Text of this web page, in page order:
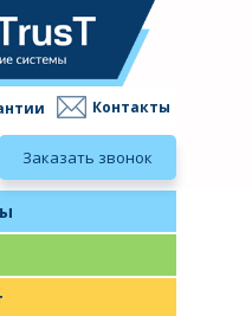
Контакты
Заказать звонок